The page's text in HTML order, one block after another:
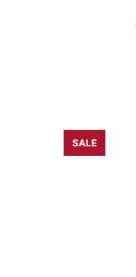
SALE